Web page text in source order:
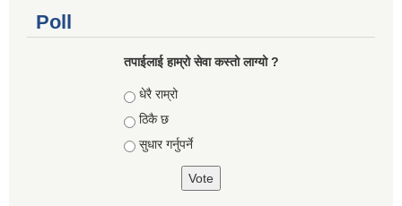
Poll
तपाईलाई हाम्रो सेवा कस्तो लाग्यो ?
Choices
धेरै राम्रो
ठिकै छ
सुधार गर्नुपर्ने